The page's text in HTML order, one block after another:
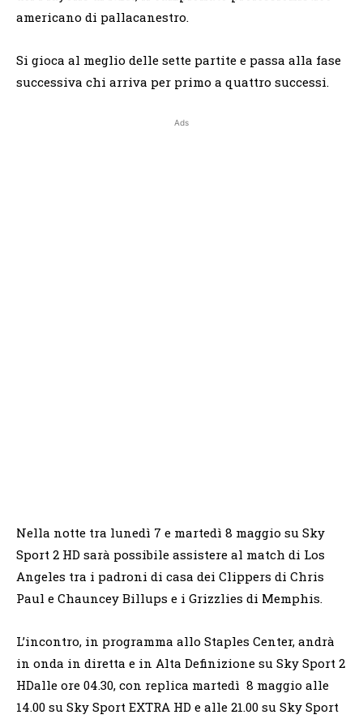
americano di pallacanestro.
Si gioca al meglio delle sette partite e passa alla fase
successiva chi arriva per primo a quattro successi.
Ads
Nella notte tra lunedì 7 e martedì 8 maggio su Sky
Sport 2 HD sarà possibile assistere al match di Los
Angeles tra i padroni di casa dei Clippers di Chris
Paul e Chauncey Billups e i Grizzlies di Memphis.
L’incontro, in programma allo Staples Center, andrà
in onda in diretta e in Alta Definizione su Sky Sport 2
HDalle ore 04.30, con replica martedì 8 maggio alle
14.00 su Sky Sport EXTRA HD e alle 21.00 su Sky Sport